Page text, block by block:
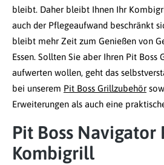
bleibt. Daher bleibt Ihnen Ihr
auch der Pflegeaufwand beschränkt
bleibt mehr Zeit zum Genießen von
Essen. Sollten Sie aber Ihren Pit Boss
aufwerten wollen, geht das
bei unserem Pit Boss Grillzubehör
Erweiterungen als auch eine
Pit Boss Navigator
Kombigrill